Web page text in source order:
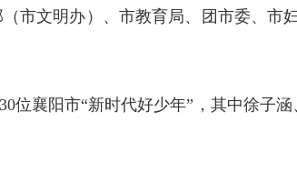
市文明办）、市教育局、团市委、市
襄阳市“新时代好少年”，其中徐子